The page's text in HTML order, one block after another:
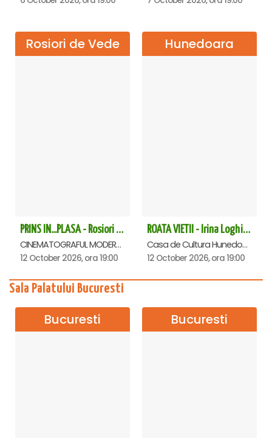
Rosiori de Vede
PRINS IN...PLASA - Rosiori de Vede
CINEMATOGRAFUL MODERN, Rosiori de Vede
12 October 2026, ora 19:00
Hunedoara
ROATA VIETII - Irina Loghin și Maria Dragomiroiu - Hunedoara
Casa de Cultura Hunedoara - Centrul Cultural Corviniana , Hunedoara
12 October 2026, ora 19:00
Sala Palatului Bucuresti
Bucuresti Bucuresti